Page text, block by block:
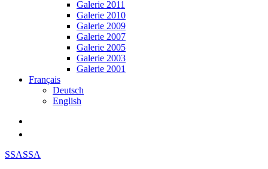
Galerie 2011
Galerie 2010
Galerie 2009
Galerie 2007
Galerie 2005
Galerie 2003
Galerie 2001
Français
Deutsch
English
SSASSA